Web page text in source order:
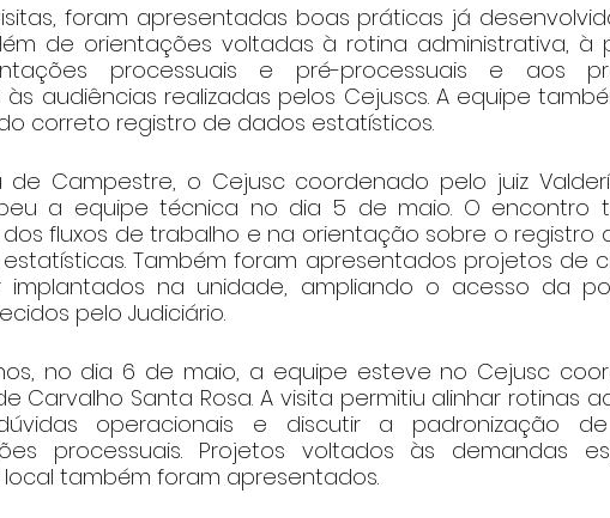
foram apresentadas boas práticas já
de orientações voltadas à rotina administrativa, à
processuais e pré-processuais e aos
às audiências realizadas pelos Cejuscs. A equipe
correto registro de dados estatísticos.
de Campestre, o Cejusc coordenado pelo juiz
a equipe técnica no dia 5 de maio. O encontro
fluxos de trabalho e na orientação sobre o registro
Também foram apresentados projetos de
implantados na unidade, ampliando o acesso da
pelo Judiciário.
no dia 6 de maio, a equipe esteve no Cejusc
Carvalho Santa Rosa. A visita permitiu alinhar rotinas
operacionais e discutir a padronização
processuais. Projetos voltados às demandas
também foram apresentados.